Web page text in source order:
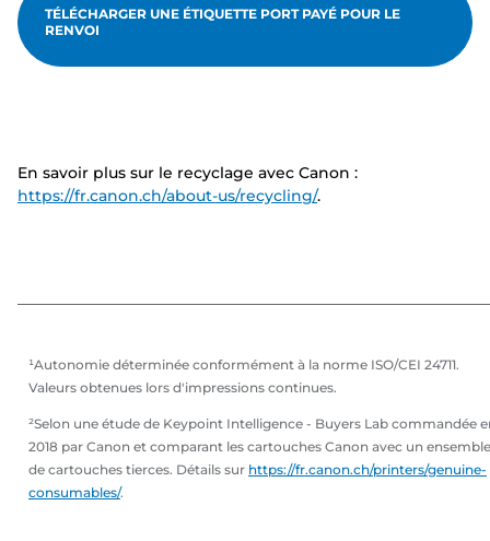
TÉLÉCHARGER UNE ÉTIQUETTE PORT PAYÉ POUR LE
RENVOI
En savoir plus sur le recyclage avec Canon :
https://fr.canon.ch/about-us/recycling/.
¹Autonomie déterminée conformément à la norme ISO/CEI 24711.
Valeurs obtenues lors d'impressions continues.
²Selon une étude de Keypoint Intelligence - Buyers Lab commandée
2018 par Canon et comparant les cartouches Canon avec un ensemble
de cartouches tierces. Détails sur https://fr.canon.ch/printers/genuine-
consumables/.